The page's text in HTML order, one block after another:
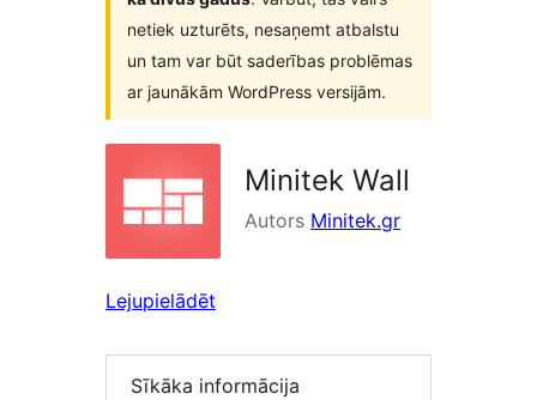
netiek uzturēts, nesaņemt atbalstu
un tam var būt saderības problēmas
ar jaunākām WordPress versijām.
Minitek Wall
Autors Minitek.gr
Lejupielādēt
Sīkāka informācija